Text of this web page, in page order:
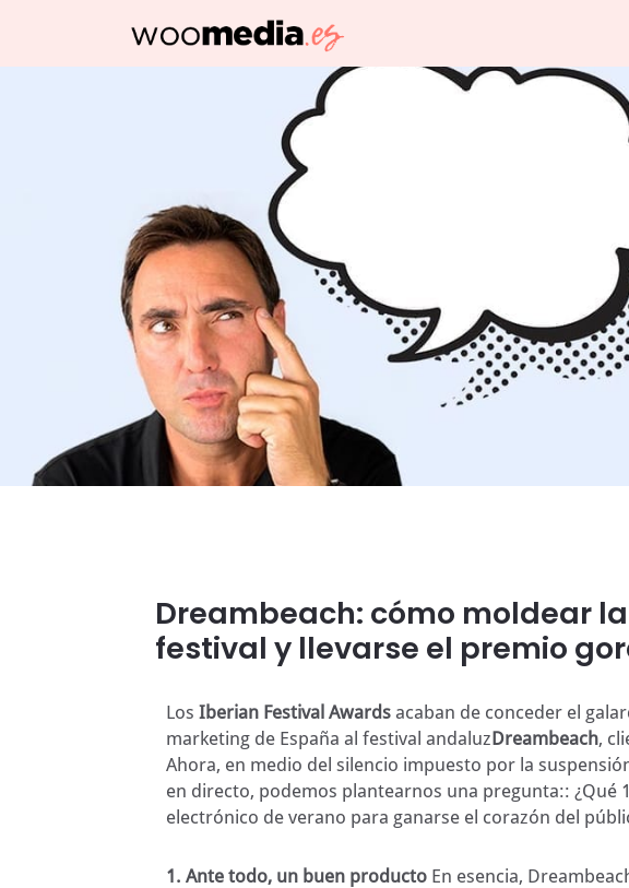
Dreambeach: cómo moldear
festival y llevarse el premio
Los Iberian Festival Awards acaban de conceder el
marketing de España al festival andaluzDreambeach,
Ahora, en medio del silencio impuesto por la
en directo, podemos plantearnos una pregunta:: ¿Qué
electrónico de verano para ganarse el corazón del
1. Ante todo, un buen producto En esencia,